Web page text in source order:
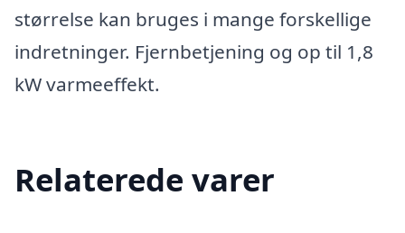
størrelse kan bruges i mange forskellige
indretninger. Fjernbetjening og op til 1,8
kW varmeeffekt.
Relaterede varer